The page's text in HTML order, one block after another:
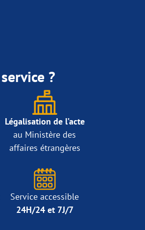
?
Légalisation de l’acte
au Ministère des
affaires étrangères
Service accessible
24H/24 et 7J/7